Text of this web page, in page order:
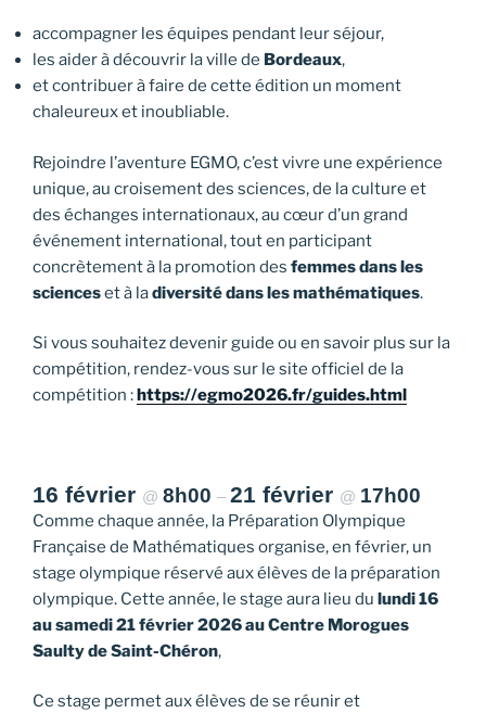
accompagner les équipes pendant leur séjour,
les aider à découvrir la ville de Bordeaux,
et contribuer à faire de cette édition un moment
chaleureux et inoubliable.
Rejoindre l’aventure EGMO, c’est vivre une expérience
unique, au croisement des sciences, de la culture et
des échanges internationaux, au cœur d’un grand
événement international, tout en participant
concrètement à la promotion des femmes dans les
scienceset à ladiversité dans les mathématiques.
Si vous souhaitez devenir guide ou en savoir plus sur la
compétition, rendez-vous sur le site officiel de la
compétition :https://egmo2026.fr/guides.html
16 février @ 8h00 – 21 février @ 17h00
Comme chaque année, la Préparation Olympique
Française de Mathématiques organise, en février, un
stage olympique réservé aux élèves de la préparation
olympique. Cette année, le stage aura lieu du lundi 16
au samedi 21 février 2026 au Centre Morogues
Saulty de Saint-Chéron,
Ce stage permet aux élèves de se réunir et